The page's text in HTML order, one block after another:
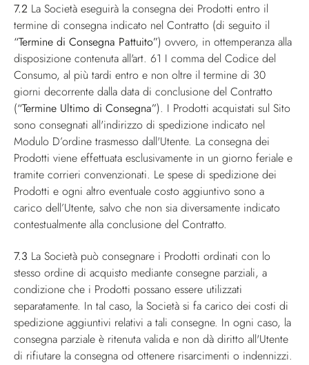
7.2 La Società eseguirà la consegna dei Prodotti entro il
termine di consegna indicato nel Contratto (di seguito il
“Termine di Consegna Pattuito”) ovvero, in ottemperanza alla
disposizione contenuta all'art. 61 I comma del Codice del
Consumo, al più tardi entro e non oltre il termine di 30
giorni decorrente dalla data di conclusione del Contratto
(“Termine Ultimo di Consegna”). I Prodotti acquistati sul Sito
sono consegnati all'indirizzo di spedizione indicato nel
Modulo D’ordine trasmesso dall'Utente. La consegna dei
Prodotti viene effettuata esclusivamente in un giorno feriale e
tramite corrieri convenzionati. Le spese di spedizione dei
Prodotti e ogni altro eventuale costo aggiuntivo sono a
carico dell’Utente, salvo che non sia diversamente indicato
contestualmente alla conclusione del Contratto.
7.3 La Società può consegnare i Prodotti ordinati con lo
stesso ordine di acquisto mediante consegne parziali, a
condizione che i Prodotti possano essere utilizzati
separatamente. In tal caso, la Società si fa carico dei costi di
spedizione aggiuntivi relativi a tali consegne. In ogni caso, la
consegna parziale è ritenuta valida e non dà diritto all'Utente
di rifiutare la consegna od ottenere risarcimenti o indennizzi.